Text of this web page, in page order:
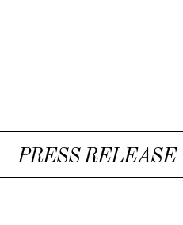
PRESS RELEASE